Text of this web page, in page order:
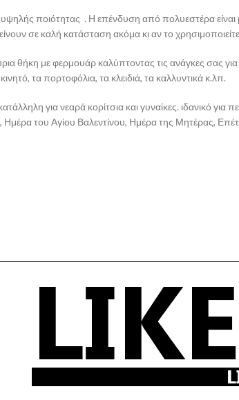
ποιότητας . Η επένδυση από πολυεστέρα είναι
σε καλή κατάσταση ακόμα κι αν το χρησιμοποιείτε
θήκη με φερμουάρ καλύπτοντας τις ανάγκες σας
τα πορτοφόλια, τα κλειδιά, τα καλλυντικά κ.λπ.
για νεαρά κορίτσια και γυναίκες. ιδανικό
Ημέρα του Αγίου Βαλεντίνου, Ημέρα της Μητέρας,